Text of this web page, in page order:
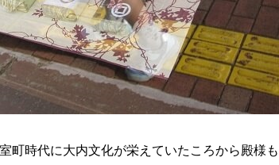
町時代に大内文化が栄えていたころから殿様